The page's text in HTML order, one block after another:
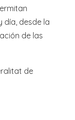
día, desde la
de las
de